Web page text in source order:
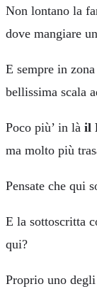
Non lontano la
dove mangiare
E sempre in
bellissima scala
Poco più’ in là il
ma molto più
Pensate che qui
E la sottoscritta
qui?
Proprio uno